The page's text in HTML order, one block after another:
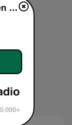
Kepez FM (Kəpəz FM) en vivo